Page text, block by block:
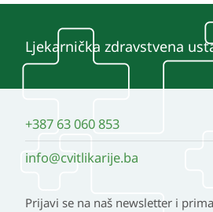
Ljekarnička zdravstvena
+387 63 060 853
info@cvitlikarije.ba
Prijavi se na naš newsletter i